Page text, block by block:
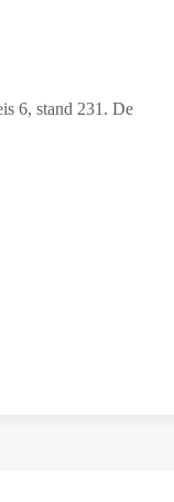
6, stand 231. De